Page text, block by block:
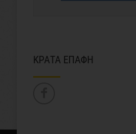
ΚΡΑΤΑ ΕΠΑΦΗ